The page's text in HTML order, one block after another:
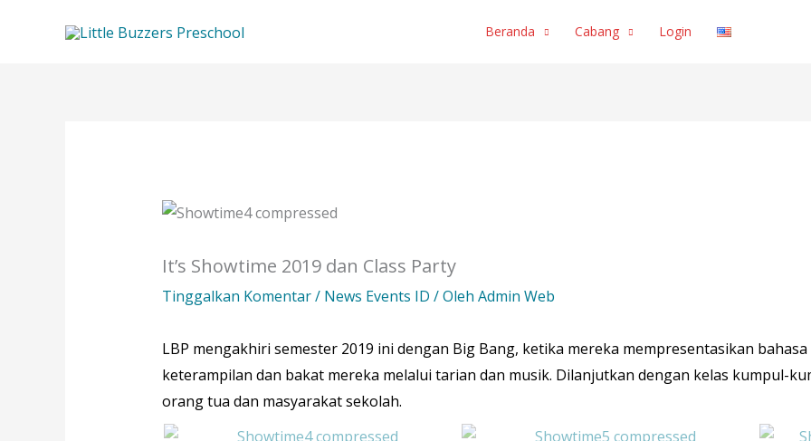
Beranda Cabang Login
It’s Showtime 2019 dan Class Party
Tinggalkan Komentar/ News Events ID / Oleh Admin Web
LBP mengakhiri semester 2019 ini dengan Big Bang, ketika mereka mempresentasikan
keterampilan dan bakat mereka melalui tarian dan musik. Dilanjutkan dengan kelas kumpul-
orang tua dan masyarakat sekolah.